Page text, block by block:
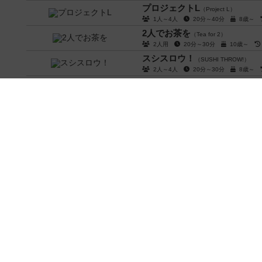
プロジェクトL （Project L）
1人～4人
20分～40分 8歳～
2人でお茶を （Tea for 2）
2人用
20分～30分 10歳～
スシスロウ！
（SUSHI THROW!）
2人～4人
20分～30分 8歳～